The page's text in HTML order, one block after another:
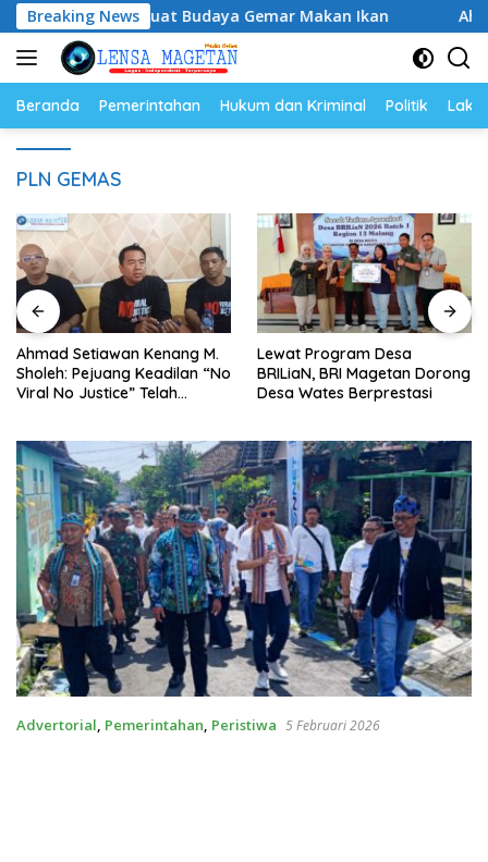
Langsung
ke
konten
Breaking News
Perkuat Budaya Gemar Makan Ikan Ahmad
Beranda Pemerintahan Hukum dan Kriminal Politik
PLN GEMAS
Ahmad Setiawan Kenang M.
Sholeh: Pejuang Keadilan “No
Viral No Justice” Telah
Lewat Program Desa
BRILiaN, BRI Magetan Dorong
Desa Wates Berprestasi
Advertorial, Pemerintahan, Peristiwa 5 Februari 2026